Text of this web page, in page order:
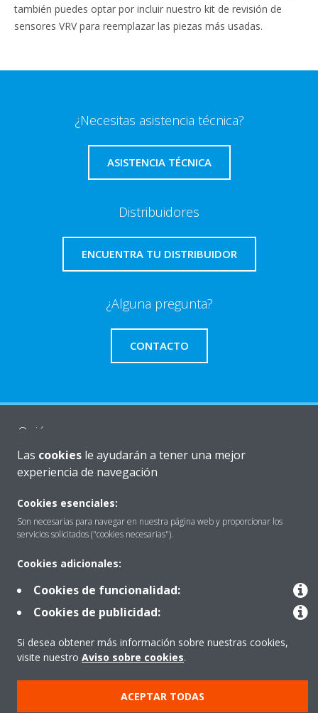
también puedes optar por incluir nuestro kit de revisión de
sensores VRV para reemplazar las piezas más usadas.
¿Necesitas asistencia técnica?
ASISTENCIA TÉCNICA
Distribuidores
ENCUENTRA TU DISTRIBUIDOR
¿Alguna pregunta?
CONTACTO
Quiénes somos
Destacados
Contactar con Daikin
Nuestros Productos
Copyright © Daikin
Ética corporativa
Prensa Data Act
Las cookies le ayudarán a tener una mejor
experiencia de navegación
Cookies esenciales:
Son necesarias para navegar en nuestra página web y proporcionar los
servicios solicitados ("cookies necesarias").
Cookies adicionales:
Cookies de funcionalidad:
Cookies de publicidad:
Si desea obtener más información sobre nuestras cookies,
visite nuestro Aviso sobre cookies.
ACEPTAR TODAS